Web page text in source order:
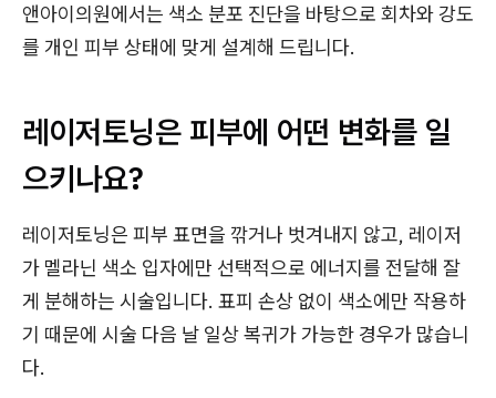
앤아이의원에서는 색소 분포 진단을 바탕으로 회차와 강도
를 개인 피부 상태에 맞게 설계해 드립니다.
레이저토닝은 피부에 어떤 변화를 일
으키나요?
레이저토닝은 피부 표면을 깎거나 벗겨내지 않고, 레이저
가 멜라닌 색소 입자에만 선택적으로 에너지를 전달해 잘
게 분해하는 시술입니다. 표피 손상 없이 색소에만 작용하
기 때문에 시술 다음 날 일상 복귀가 가능한 경우가 많습니
다.